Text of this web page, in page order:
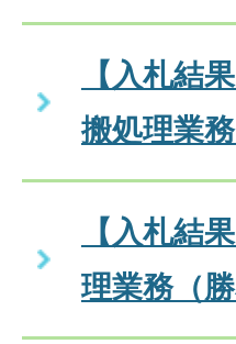
【入札結
搬処理業務
【入札結
理業務（勝